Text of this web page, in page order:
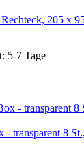
205 x
5-7 Tage
transparent 8